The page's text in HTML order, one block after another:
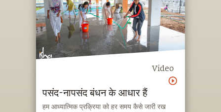
Video
पसंद-नापसंद बंधन के आधार हैं
हम आध्यात्मिक प्रक्रिया को हर समय कैसे जारी रख